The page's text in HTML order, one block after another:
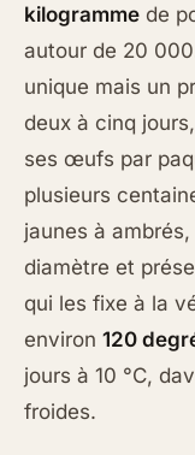
kilogramme de
autour de 20
unique mais un
deux à cinq
ses œufs par
plusieurs
jaunes à
diamètre et
qui les fixe à la
environ 120
jours à 10 °C,
froides.